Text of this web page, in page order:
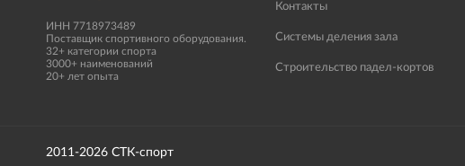
ИНН 7718973489
Поставщик спортивного оборудования.
32+ категории спорта
3000+ наименований
20+ лет опыта
Контакты
Системы деления зала
Строительство падел-кортов
2011-2026 СТК-спорт